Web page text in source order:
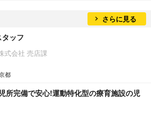
さらに見る
ッフ
式会社 売店課
都
所完備で安心!運動特化型の療育施設の児